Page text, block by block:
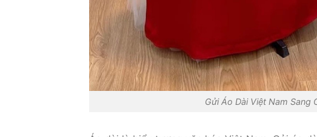
Gửi Áo Dài Việt Nam Sang